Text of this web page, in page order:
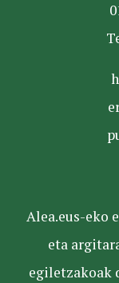
Alea.eus-eko
eta
egiletzakoak